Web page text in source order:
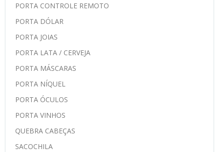
PORTA CONTROLE REMOTO
PORTA DÓLAR
PORTA JOIAS
PORTA LATA / CERVEJA
PORTA MÁSCARAS
PORTA NÍQUEL
PORTA ÓCULOS
PORTA VINHOS
QUEBRA CABEÇAS
SACOCHILA